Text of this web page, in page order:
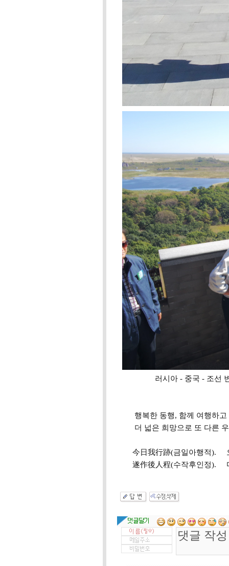
러시아 - 중국 - 조선 변경(
행복한 동행, 함께 여행하고
더 넓은 희망으로 또 다른 우
今日我行跡(금일아행적).
遂作後人程(수작후인정).